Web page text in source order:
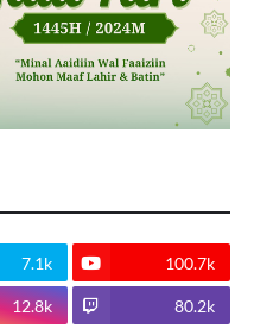
7.1k 100.7k
12.8k 80.2k